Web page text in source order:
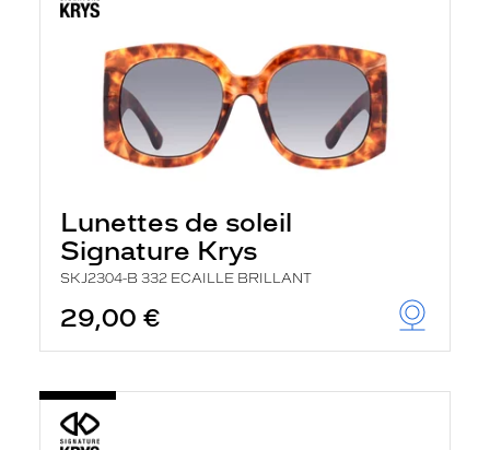
Lunettes de soleil
Signature Krys
SKJ2304-B 332 ECAILLE BRILLANT
29,00 €